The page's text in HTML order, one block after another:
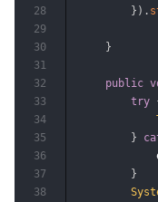
} ) .
}
public
try
}
}
28
29
30
31
32
33
34
35
36
37
38